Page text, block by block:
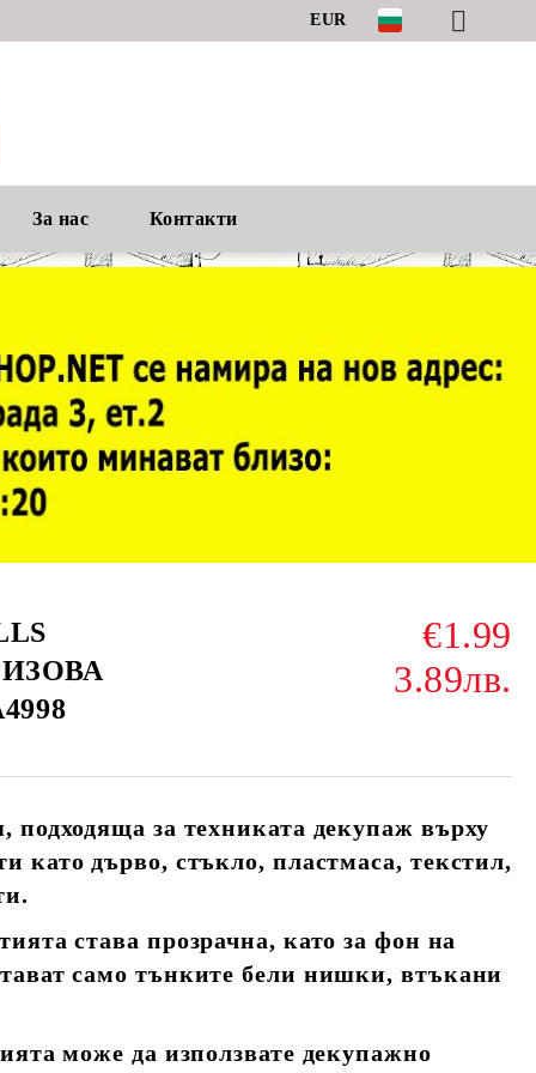
EUR
За нас Контакти
€1.99
3.89лв.
подходяща за техниката декупаж върху
като дърво, стъкло, пластмаса, текстил,
става прозрачна, като за фон на
само тънките бели нишки, втъкани
може да използвате декупажно